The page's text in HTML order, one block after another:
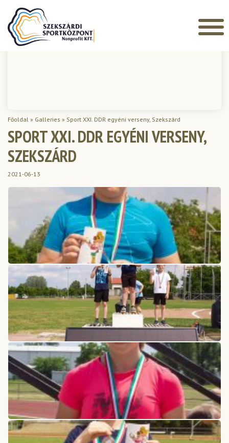
Főoldal » Galleries » Sport XXI. DDR egyéni verseny, Szekszárd
SPORT XXI. DDR EGYÉNI VERSENY,
SZEKSZÁRD
2021-06-13